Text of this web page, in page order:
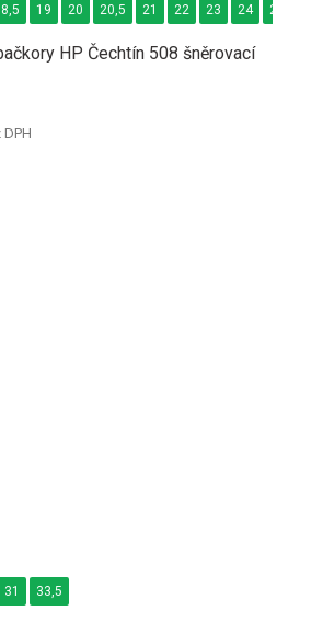
HP Čechtín 508 šněrovací
19 20 20,5 21 22 23 24 24,5
31 33,5